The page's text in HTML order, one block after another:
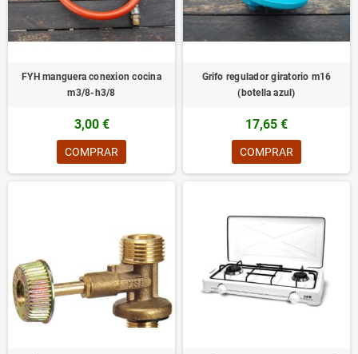
FYH manguera conexion cocina
m3/8-h3/8
3,00 €
COMPRAR
Grifo regulador giratorio m16
(botella azul)
17,65 €
COMPRAR